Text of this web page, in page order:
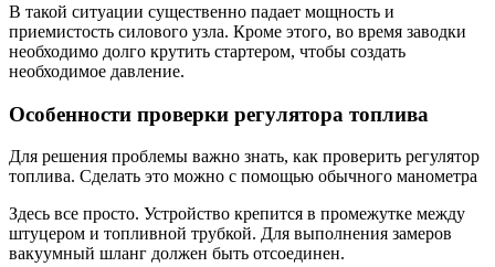
В такой ситуации существенно падает мощность и
приемистость силового узла. Кроме этого, во время заводки
необходимо долго крутить стартером, чтобы создать
необходимое давление.
Особенности проверки регулятора топлива
Для решения проблемы важно знать, как проверить регулятор
топлива. Сделать это можно с помощью обычного манометра
Здесь все просто. Устройство крепится в промежутке между
штуцером и топливной трубкой. Для выполнения замеров
вакуумный шланг должен быть отсоединен.